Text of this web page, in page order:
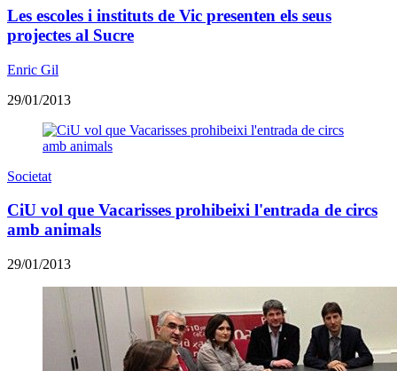
Les escoles i instituts de Vic presenten els seus
projectes al Sucre
Enric Gil
29/01/2013
Societat
CiU vol que Vacarisses prohibeixi l'entrada de circs
amb animals
29/01/2013